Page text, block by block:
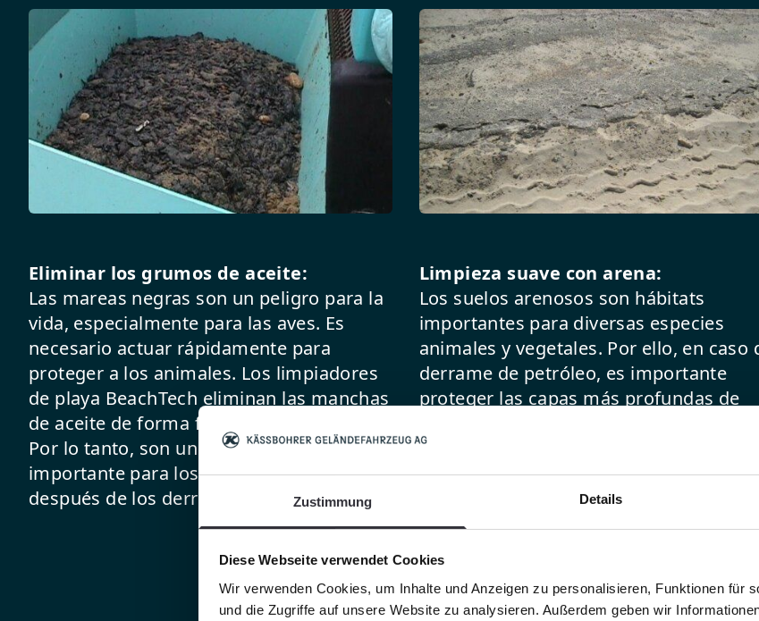
Zustimmung Details
Diese Webseite verwendet Cookies
Wir verwenden Cookies, um Inhalte und Anzeigen zu personalisieren, Funktionen für
und die Zugriffe auf unsere Website zu analysieren. Außerdem geben wir
Eliminar los grumos de aceite:
Las mareas negras son un peligro para la
vida, especialmente para las aves. Es
necesario actuar rápidamente para
proteger a los animales. Los limpiadores
de playa BeachTech eliminan las manchas
de aceite de forma fiable, segura y rápida.
Por lo tanto, son un componente
importante para los primeros auxilios
después de los derrames de petróleo.
Limpieza suave con arena:
Los suelos arenosos son hábitats
importantes para diversas especies
animales y vegetales. Por ello, en caso
derrame de petróleo, es importante
proteger las capas más profundas de
raspa suavemente la superficie de los
grumos de aceite y la arena con la reja
recogida. Con la probada técnica de
cribado y unas cintas de cribado
capa aceitosa de la arena no dañada.